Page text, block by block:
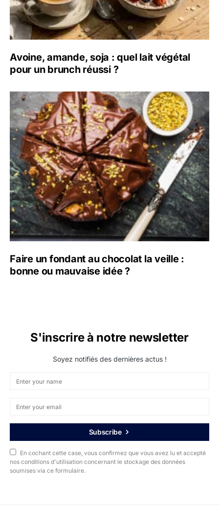
Avoine, amande, soja : quel lait végétal
pour un brunch réussi ?
Faire un fondant au chocolat la veille :
bonne ou mauvaise idée ?
S'inscrire à notre newsletter
Soyez notifiés des dernières actus !
Subscribe
En cochant cette case, vous confirmez que vous avez lu et accepté
nos conditions d'utilisation concernant le stockage des données
soumises via ce formulaire.